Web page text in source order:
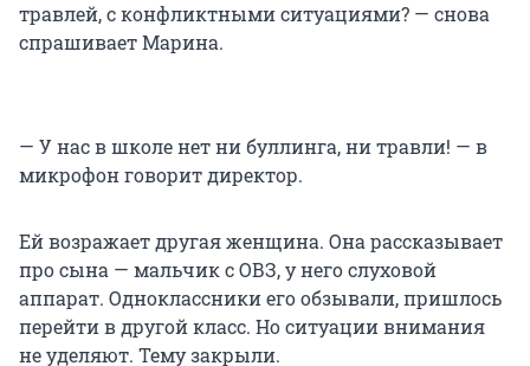
травлей, с конфликтными ситуациями? — снова
спрашивает Марина.
— У нас в школе нет ни буллинга, ни травли! — в
микрофон говорит директор.
Ей возражает другая женщина. Она рассказывает
про сына — мальчик с ОВЗ, у него слуховой
аппарат. Одноклассники его обзывали, пришлось
перейти в другой класс. Но ситуации внимания
не уделяют. Тему закрыли.